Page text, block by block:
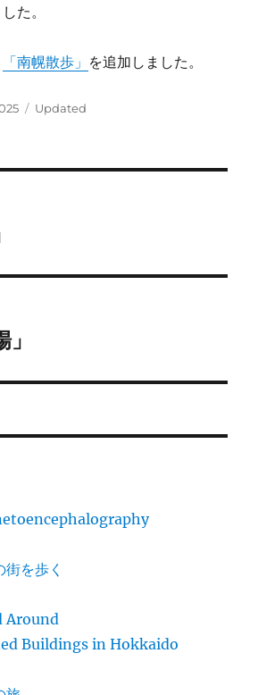
た。
「南幌散歩」 を追加しました。
Categories
Updated
を歩く
Around
Buildings in Hokkaido